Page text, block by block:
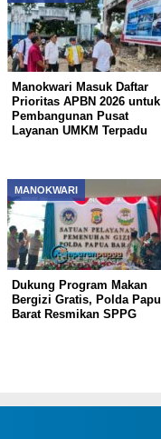
Manokwari Masuk Daftar
Prioritas APBN 2026 untuk
Pembangunan Pusat
Layanan UMKM Terpadu
MANOKWARI
Dukung Program Makan
Bergizi Gratis, Polda
Barat Resmikan SPPG